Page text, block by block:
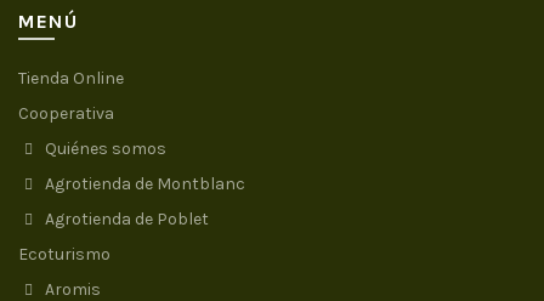
MENÚ
Tienda Online
Cooperativa
Quiénes somos
Agrotienda de Montblanc
Agrotienda de Poblet
Ecoturismo
Aromis